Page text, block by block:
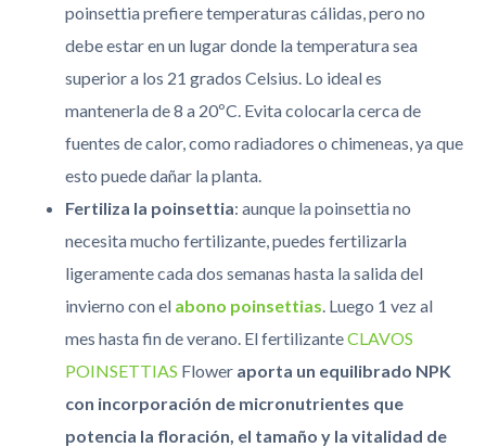
poinsettia prefiere temperaturas cálidas, pero no
debe estar en un lugar donde la temperatura sea
superior a los 21 grados Celsius. Lo ideal es
mantenerla de 8 a 20ºC. Evita colocarla cerca de
fuentes de calor, como radiadores o chimeneas, ya que
esto puede dañar la planta.
Fertiliza la poinsettia: aunque la poinsettia no
necesita mucho fertilizante, puedes fertilizarla
ligeramente cada dos semanas hasta la salida del
invierno con el abono poinsettias . Luego 1 vez al
mes hasta fin de verano. El fertilizanteCLAVOS
POINSETTIAS Flower aporta un equilibrado NPK
con incorporación de micronutrientes que
potencia la floración, el tamaño y la vitalidad de